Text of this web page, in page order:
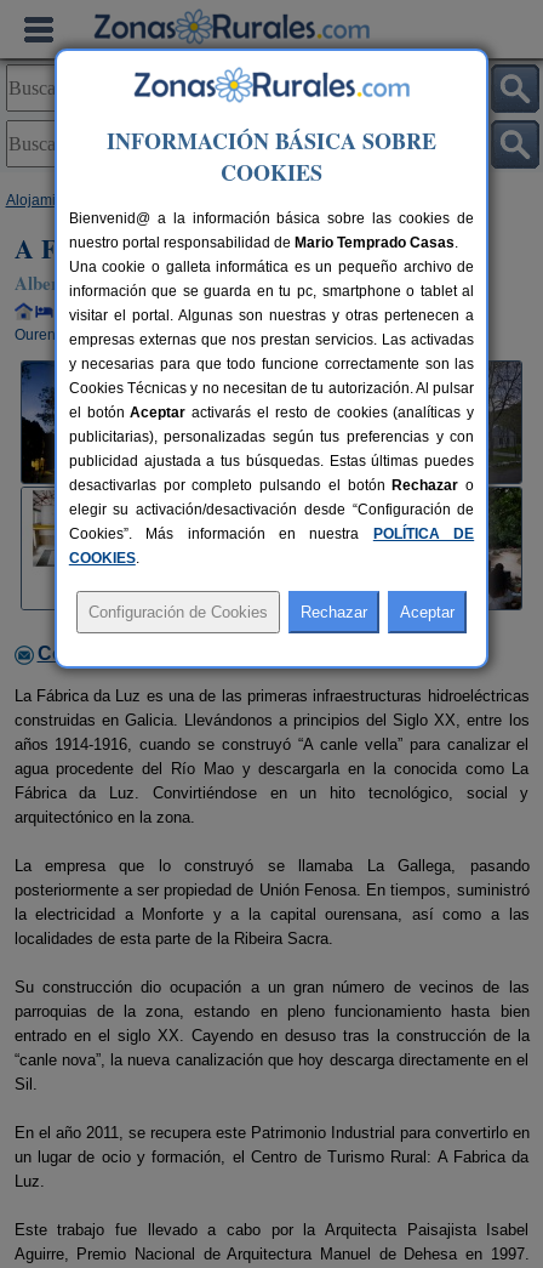
Alojamientos
A Fabrica Da Luz
Albergue en Parada de Sil (Ourense)
Alquiler completo y por habitaciones 28 plazas
50 km de
Ourense
Contactar con el alojamiento
La Fábrica da Luz es una de las primeras infraestructuras hidroeléctricas
construidas en Galicia. Llevándonos a principios del Siglo XX, entre los
años 1914-1916, cuando se construyó “A canle vella” para canalizar el
agua procedente del Río Mao y descargarla en la conocida como La
Fábrica da Luz. Convirtiéndose en un hito tecnológico, social y
arquitectónico en la zona.
La empresa que lo construyó se llamaba La Gallega, pasando
posteriormente a ser propiedad de Unión Fenosa. En tiempos, suministró
la electricidad a Monforte y a la capital ourensana, así como a las
localidades de esta parte de la Ribeira Sacra.
Su construcción dio ocupación a un gran número de vecinos de las
parroquias de la zona, estando en pleno funcionamiento hasta bien
entrado en el siglo XX. Cayendo en desuso tras la construcción de la
“canle nova”, la nueva canalización que hoy descarga directamente en el
Sil.
En el año 2011, se recupera este Patrimonio Industrial para convertirlo en
un lugar de ocio y formación, el Centro de Turismo Rural: A Fabrica da
Luz.
Este trabajo fue llevado a cabo por la Arquitecta Paisajista Isabel
Aguirre, Premio Nacional de Arquitectura Manuel de Dehesa en 1997.
INFORMACIÓN BÁSICA SOBRE
COOKIES
Bienvenid@ a la información básica sobre las cookies de
nuestro portal responsabilidad de Mario Temprado Casas.
Una cookie o galleta informática es un pequeño archivo de
información que se guarda en tu pc, smartphone o tablet al
visitar el portal. Algunas son nuestras y otras pertenecen a
empresas externas que nos prestan servicios. Las activadas
y necesarias para que todo funcione correctamente son las
Cookies Técnicas y no necesitan de tu autorización. Al pulsar
el botónAceptar activarás el resto de cookies (analíticas y
publicitarias), personalizadas según tus preferencias y con
publicidad ajustada a tus búsquedas. Estas últimas puedes
desactivarlas por completo pulsando el botón Rechazar o
elegir su activación/desactivación desde “Configuración de
Cookies”. Más información en nuestra
POLÍTICA DE
COOKIES.